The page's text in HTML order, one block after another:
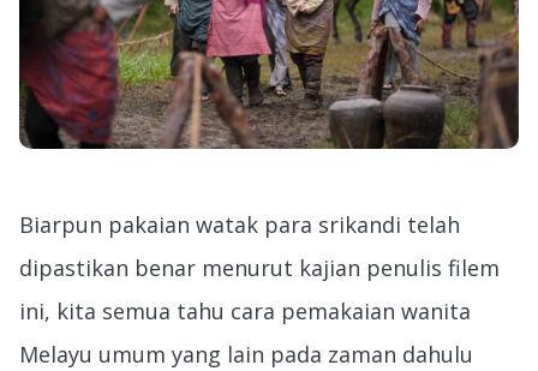
Biarpun pakaian watak para srikandi telah
dipastikan benar menurut kajian penulis filem
ini, kita semua tahu cara pemakaian wanita
Melayu umum yang lain pada zaman dahulu